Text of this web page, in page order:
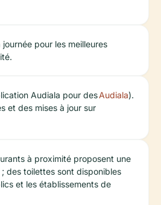
pour les meilleures
Audiala pour des
et des mises à jour sur
Audiala).
à proximité proposent une
des toilettes sont disponibles
et les établissements de